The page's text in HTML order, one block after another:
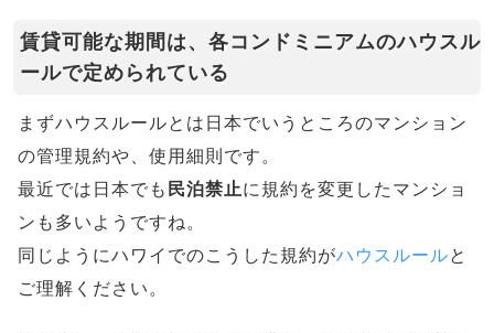
賃貸可能な期間は、各コンドミニアムのハウスル
ールで定められている
まずハウスルールとは日本でいうところのマンション
の管理規約や、使用細則です。
最近では日本でも 民泊禁止に規約を変更したマンショ
ンも多いようですね。
同じようにハワイでのこうした規約がハウスルールと
ご理解ください。